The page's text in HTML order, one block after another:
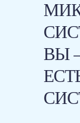
ВЫ